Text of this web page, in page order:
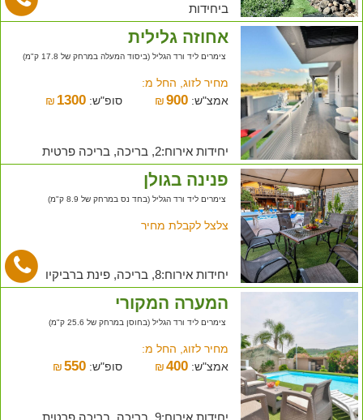
ביחידות
אחוזה גלילית
צימרים ליד ורד הגליל (ביסוד המעלה במרחק של 17.8 ק"מ)
מחיר לזוג, החל מ:
אמצ"ש:
₪900 סופ"ש: ₪ 1300
יחידות אירוח:2, בריכה, בריכה פרטית
פנינה בגולן
צימרים ליד ורד הגליל (בחד נס במרחק של 8.9 ק"מ)
צלצל לקבלת מחיר
יחידות אירוח:8, בריכה, פינת ברביקיו
המערה המקורי
צימרים ליד ורד הגליל (בחוסן במרחק של 25.6 ק"מ)
מחיר לזוג, החל מ:
אמצ"ש:
₪400 סופ"ש: ₪ 550